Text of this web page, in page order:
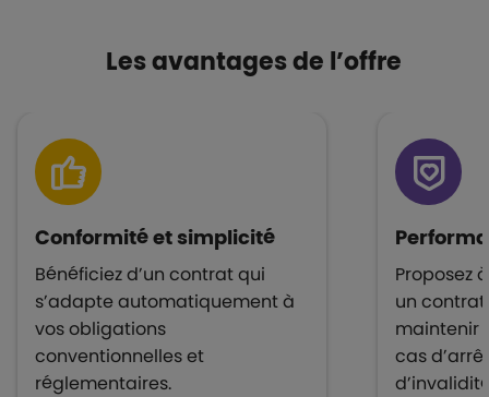
Les avantages de l’offre
Conformité et simplicité
Bénéficiez d’un contrat qui
s’adapte automatiquement à
vos obligations
conventionnelles et
réglementaires.
Proposez
un
maintenir
cas